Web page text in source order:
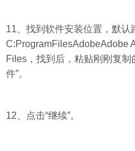
11、找到软件安装位置，默认
C:ProgramFilesAdobeAdobe
Files，找到后，粘贴刚刚复制
件”。
12、点击“继续”。